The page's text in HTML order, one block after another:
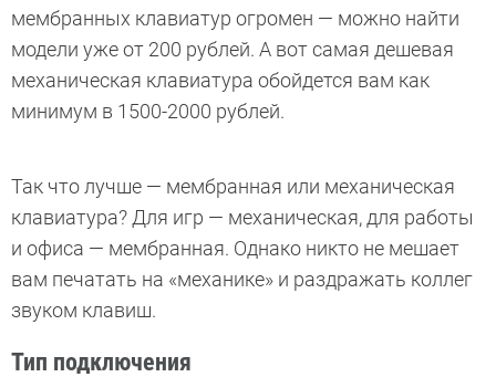
мембранных клавиатур огромен — можно найти
модели уже от 200 рублей. А вот самая дешевая
механическая клавиатура обойдется вам как
минимум в 1500-2000 рублей.
Так что лучше — мембранная или механическая
клавиатура? Для игр — механическая, для работы
и офиса — мембранная. Однако никто не мешает
вам печатать на «механике» и раздражать коллег
звуком клавиш.
Тип подключения